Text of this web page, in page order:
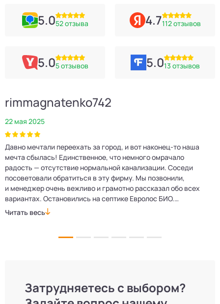
5.052 отзыва 4.7112 отзывов
5.05 отзывов 5.013 отзывов
rimmagnatenko742
22 мая 2025
Давно мечтали переехать за город, и вот наконец‑то наша
мечта сбылась! Единственное, что немного омрачало
радость — отсутствие нормальной канализации. Соседи
посоветовали обратиться в эту фирму. Мы позвонили,
и менеджер очень вежливо и грамотно рассказал обо всех
вариантах. Остановились на септике Евролос БИО.
Монтажники приехали вовремя, установили всё быстро
Читать весь
Затрудняетесь с выбором?